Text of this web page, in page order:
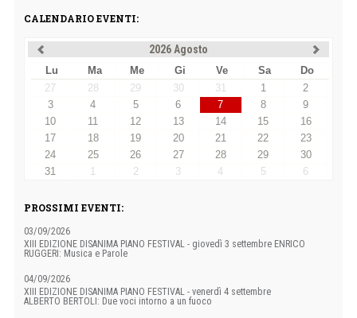
CALENDARIO EVENTI:
2026 Agosto
Lu Ma Me Gi Ve Sa
Do
27
28 29 30 31 1
2
3
4 5 6 7 8
9
10
11 12 13 14 15
16
17
18 19 20 21 22
23
24
25 26 27 28 29
30
31
1 2 3 4 5 6
PROSSIMI EVENTI:
03/09/2026
XIII EDIZIONE DISANIMA PIANO FESTIVAL - giovedì 3 settembre ENRICO
RUGGERI: Musica e Parole
04/09/2026
XIII EDIZIONE DISANIMA PIANO FESTIVAL - venerdì 4 settembre
ALBERTO BERTOLI: Due voci intorno a un fuoco